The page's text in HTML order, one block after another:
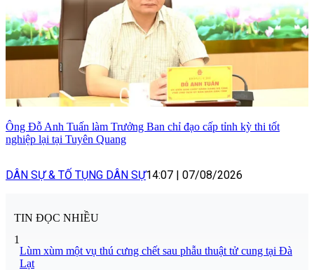
Ông Đỗ Anh Tuấn làm Trưởng Ban chỉ đạo cấp tỉnh kỳ thi tốt
nghiệp lại tại Tuyên Quang
DÂN SỰ & TỐ TỤNG DÂN SỰ14:07 07/08/2026
TIN ĐỌC NHIỀU
1
Lùm xùm một vụ thú cưng chết sau phẫu thuật tử cung tại Đà
Lạt